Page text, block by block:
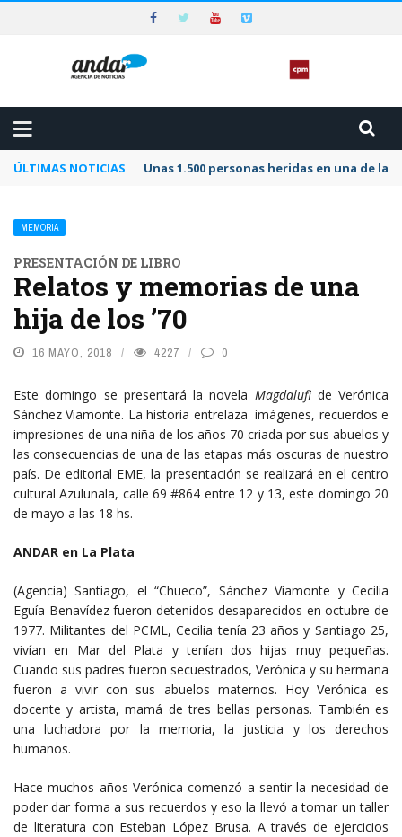
ÚLTIMAS NOTICIAS Unas 1.500 personas heridas en una de
MEMORIA
PRESENTACIÓN DE LIBRO
Relatos y memorias de una
hija de los ’70
16 MAYO, 2018 4227 0
Este domingo se presentará la novela Magdalufide Verónica
Sánchez Viamonte. La historia entrelaza imágenes, recuerdos e
impresiones de una niña de los años 70 criada por sus abuelos y
las consecuencias de una de las etapas más oscuras de nuestro
país. De editorial EME, la presentación se realizará en el centro
cultural Azulunala, calle 69 #864 entre 12 y 13, este domingo 20
de mayo a las 18 hs.
ANDAR en La Plata
(Agencia) Santiago, el “Chueco”, Sánchez Viamonte y Cecilia
Eguía Benavídez fueron detenidos-desaparecidos en octubre de
1977. Militantes del PCML, Cecilia tenía 23 años y Santiago 25,
vivían en Mar del Plata y tenían dos hijas muy pequeñas.
Cuando sus padres fueron secuestrados, Verónica y su hermana
fueron a vivir con sus abuelos maternos. Hoy Verónica es
docente y artista, mamá de tres bellas personas. También es
una luchadora por la memoria, la justicia y los derechos
humanos.
Hace muchos años Verónica comenzó a sentir la necesidad de
poder dar forma a sus recuerdos y eso la llevó a tomar un taller
de literatura con Esteban López Brusa. A través de ejercicios